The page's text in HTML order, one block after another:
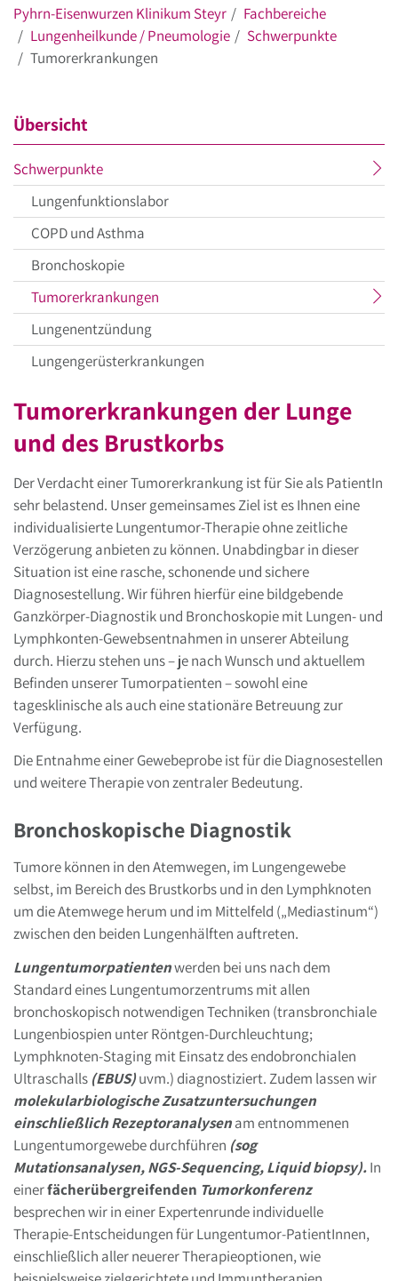
Pyhrn-Eisenwurzen Klinikum Steyr
Fachbereiche
Lungenheilkunde / Pneumologie
Schwerpunkte
Tumorerkrankungen
Übersicht
Schwerpunkteaktueller
Menüpunkt
Lungenfunktionslabor
COPD und Asthma
Bronchoskopie
Tumorerkrankungen
Menüpunkt
Lungenentzündung
Lungengerüsterkrankungen
Tumorerkrankungen der Lunge
und des Brustkorbs
Der Verdacht einer Tumorerkrankung ist für Sie als PatientIn
sehr belastend. Unser gemeinsames Ziel ist es Ihnen eine
individualisierte Lungentumor-Therapie ohne zeitliche
Verzögerung anbieten zu können. Unabdingbar in dieser
Situation ist eine rasche, schonende und sichere
Diagnosestellung. Wir führen hierfür eine bildgebende
Ganzkörper-Diagnostik und Bronchoskopie mit Lungen- und
Lymphkonten-Gewebsentnahmen in unserer Abteilung
durch. Hierzu stehen uns – je nach Wunsch und aktuellem
Befinden unserer Tumorpatienten – sowohl eine
tagesklinische als auch eine stationäre Betreuung zur
Verfügung.
Die Entnahme einer Gewebeprobe ist für die Diagnosestellen
und weitere Therapie von zentraler Bedeutung.
Bronchoskopische Diagnostik
Tumore können in den Atemwegen, im Lungengewebe
selbst, im Bereich des Brustkorbs und in den Lymphknoten
um die Atemwege herum und im Mittelfeld („Mediastinum“)
zwischen den beiden Lungenhälften auftreten.
Lungentumorpatientenwerden bei uns nach dem
Standard eines Lungentumorzentrums mit allen
bronchoskopisch notwendigen Techniken (transbronchiale
Lungenbiospien unter Röntgen-Durchleuchtung;
Lymphknoten-Staging mit Einsatz des endobronchialen
Ultraschalls (EBUS)uvm.) diagnostiziert. Zudem lassen wir
molekularbiologische Zusatzuntersuchungen
einschließlich Rezeptoranalysenam entnommenen
Lungentumorgewebe durchführen (sog
Mutationsanalysen, NGS-Sequencing, Liquid biopsy).In
einerfächerübergreifenden Tumorkonferenz
besprechen wir in einer Expertenrunde individuelle
Therapie-Entscheidungen für Lungentumor-PatientInnen,
einschließlich aller neuerer Therapieoptionen, wie